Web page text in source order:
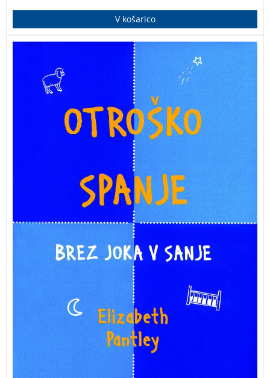
V košarico
Ali ste neprespani? Vas zasipavajo z nasveti, da
morate otroka pustiti zaspati v joku? Priročnik za
mlade starše, s katerim se bo otrok, na nežen način,
privadil k nočnemu spanju.